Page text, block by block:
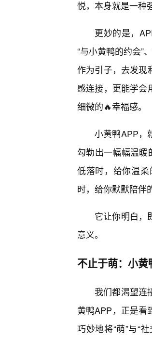
悦，本身就是一种
更妙的是，
“与小黄鸭的约会”
作为引子，去发现
感连接，更能学会
细微的🔥幸福感。
小黄鸭APP，
勾勒出一幅幅温暖
低落时，给你温
时，给你默默陪伴
它让你明白，
意义。
不止于萌：小
我们都渴望连
黄鸭APP，正是看
巧妙地将“萌”与“